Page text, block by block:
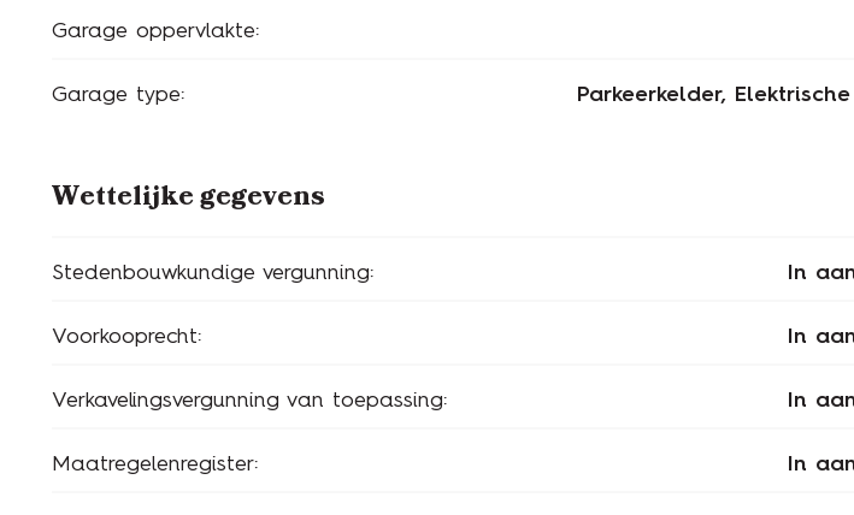
Garage oppervlakte:
Garage type: Parkeerkelder,
Wettelijke gegevens
Stedenbouwkundige vergunning: In
Voorkooprecht: In
Verkavelingsvergunning van toepassing: In
Maatregelenregister: In